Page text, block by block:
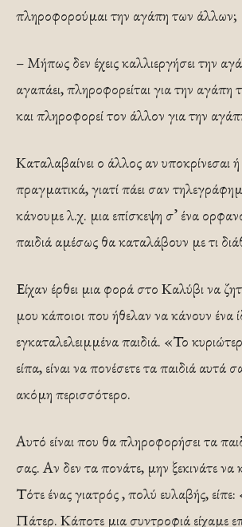
πληροφορούμαι την αγάπη των άλλων;
– Μήπως δεν έχεις καλλιεργήσει την
αγαπάει, πληροφορείται για την
και πληροφορεί τον άλλον για την
Καταλαβαίνει ο άλλος αν υποκρίνεσαι
πραγματικά, γιατί πάει σαν
κάνουμε λ.χ. μια επίσκεψη σ’ ένα
παιδιά αμέσως θα καταλάβουν με τι
Είχαν έρθει μια φορά στο Καλύβι να
μου κάποιοι που ήθελαν να κάνουν ένα
εγκαταλελειμμένα παιδιά. «Το
είπα, είναι να πονέσετε τα παιδιά αυτά
ακόμη περισσότερο.
Αυτό είναι που θα πληροφορήσει τα
σας. Αν δεν τα πονάτε, μην ξεκινάτε να
Τότε ένας γιατρός , πολύ ευλαβής, είπε:
Πάτερ. Κάποτε μια συντροφιά είχαμε